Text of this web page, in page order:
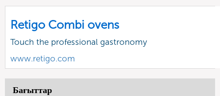
Retigo Combi ovens
Touch the professional gastronomy
www.retigo.com
Бағыттар